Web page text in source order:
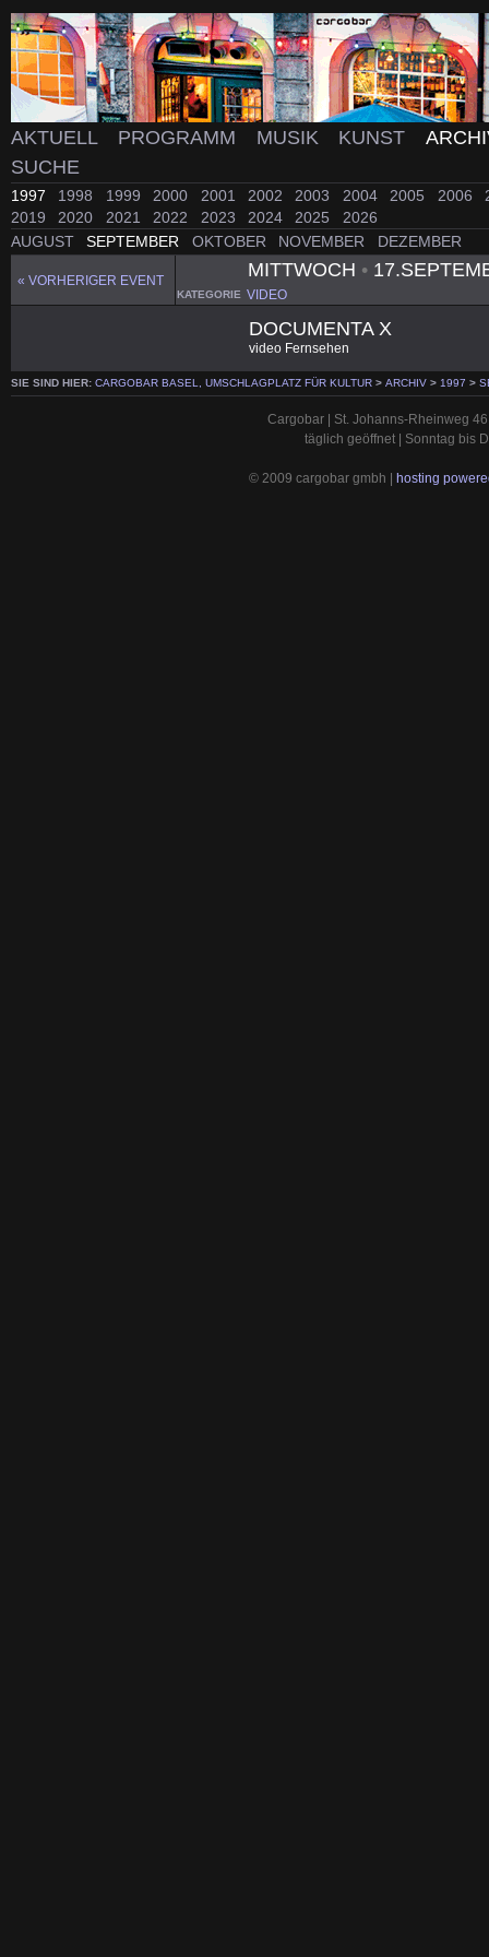
AKTUELL PROGRAMM MUSIK KUNST
SUCHE
1997 1998 1999 2000 2001 2002 2003 2004 2005 2006
2019
2020 2021 2022 2023 2024 2025
2026
AUGUST
SEPTEMBER OKTOBER NOVEMBER DEZEMBER
« VORHERIGER EVENT
MITTWOCH •
KATEGORIE VIDEO
DOCUMENTA X
video Fernsehen
SIE SIND HIER: CARGOBAR BASEL, UMSCHLAGPLATZ FÜR KULTUR > ARCHIV > 1997 >
Cargobar | St. Johanns-Rheinweg
täglich geöffnet | Sonntag bis
© 2009 cargobar gmbh | hosting